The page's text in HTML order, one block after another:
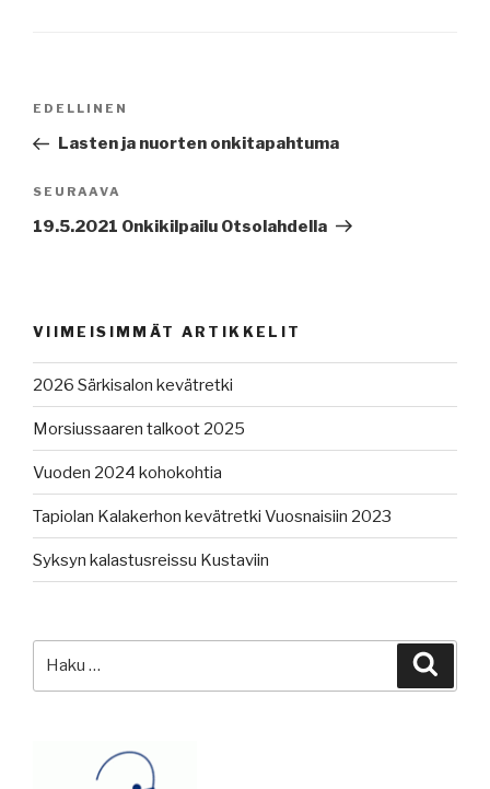
Edellinen
artikkeli
EDELLINEN
Lasten ja nuorten onkitapahtuma
Seuraava
artikkeli
SEURAAVA
19.5.2021 Onkikilpailu Otsolahdella
VIIMEISIMMÄT ARTIKKELIT
2026 Särkisalon kevätretki
Morsiussaaren talkoot 2025
Vuoden 2024 kohokohtia
Tapiolan Kalakerhon kevätretki Vuosnaisiin 2023
Syksyn kalastusreissu Kustaviin